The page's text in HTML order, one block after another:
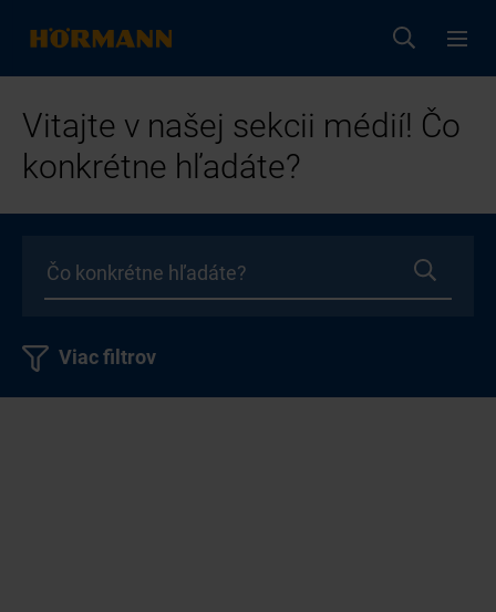
Vitajte v našej sekcii médií! Čo
konkrétne hľadáte?
Viac filtrov